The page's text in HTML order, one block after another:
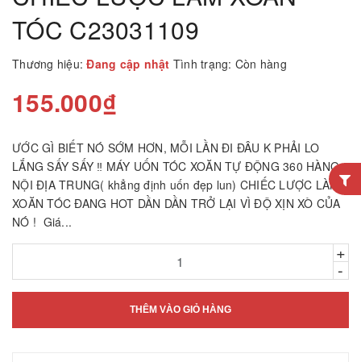
TÓC C23031109
Thương hiệu: Đang cập nhật Tình trạng: Còn hàng
155.000₫
ƯỚC GÌ BIẾT NÓ SỚM HƠN, MỖI LẦN ĐI ĐÂU K PHẢI LO
LẮNG SẤY SẤY ‼️ MÁY UỐN TÓC XOĂN TỰ ĐỘNG 360 HÀNG
NỘI ĐỊA TRUNG( khẳng định uốn đẹp lun) CHIẾC LƯỢC LÀM
XOĂN TÓC ĐANG HOT DẦN DẦN TRỞ LẠI VÌ ĐỘ XỊN XÒ CỦA
NÓ ! Giá...
+
-
THÊM VÀO GIỎ HÀNG